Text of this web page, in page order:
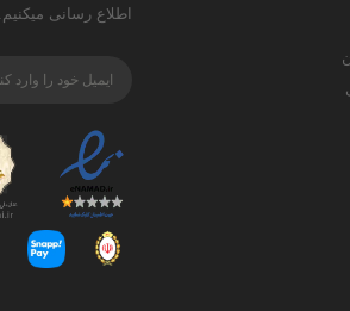
اطلاع رسانی میکنیم.